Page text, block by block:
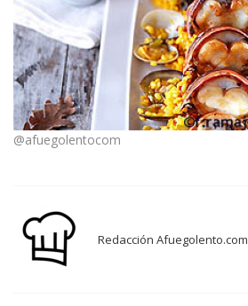
@afuegolentocom
Redacción Afuegolento.com